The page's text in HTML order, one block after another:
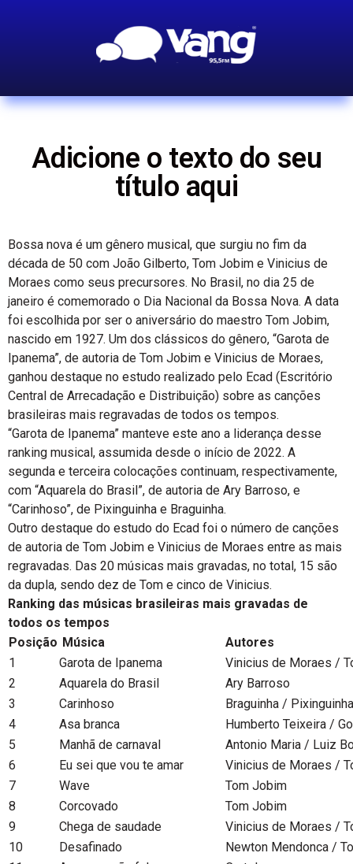
Adicione o texto do seu
título aqui
Bossa nova é um gênero musical, que surgiu no fim da
década de 50 com João Gilberto, Tom Jobim e Vinicius de
Moraes como seus precursores. No Brasil, no dia 25 de
janeiro é comemorado o Dia Nacional da Bossa Nova. A data
foi escolhida por ser o aniversário do maestro Tom Jobim,
nascido em 1927. Um dos clássicos do gênero, “Garota de
Ipanema”, de autoria de Tom Jobim e Vinicius de Moraes,
ganhou destaque no estudo realizado pelo Ecad (Escritório
Central de Arrecadação e Distribuição) sobre as canções
brasileiras mais regravadas de todos os tempos.
“Garota de Ipanema” manteve este ano a liderança desse
ranking musical, assumida desde o início de 2022. A
segunda e terceira colocações continuam, respectivamente,
com “Aquarela do Brasil”, de autoria de Ary Barroso, e
“Carinhoso”, de Pixinguinha e Braguinha.
Outro destaque do estudo do Ecad foi o número de canções
de autoria de Tom Jobim e Vinicius de Moraes entre as mais
regravadas. Das 20 músicas mais gravadas, no total, 15 são
da dupla, sendo dez de Tom e cinco de Vinicius.
Ranking das músicas brasileiras mais gravadas de
todos os tempos
Posição Música
Autores
1
Garota de Ipanema
Vinicius de Moraes /
2
Aquarela do Brasil
Ary Barroso
3
Carinhoso
Braguinha / Pixinguinha
4
Asa branca
Humberto Teixeira /
5
Manhã de carnaval
Antonio Maria / Luiz
6
Eu sei que vou te amar
Vinicius de Moraes /
7
Wave
Tom Jobim
8
Corcovado
Tom Jobim
9
Chega de saudade
Vinicius de Moraes /
10
Desafinado
Newton Mendonca /